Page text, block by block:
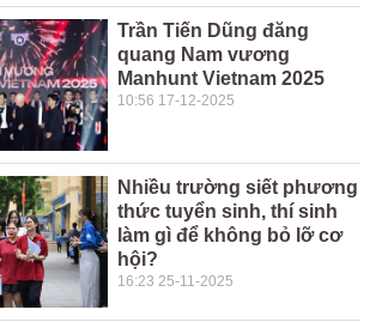
Trần Tiến Dũng đăng
quang Nam vương
Manhunt Vietnam 2025
10:56 17-12-2025
Nhiều trường siết phương
thức tuyển sinh, thí sinh
làm gì để không bỏ lỡ cơ
hội?
16:23 25-11-2025